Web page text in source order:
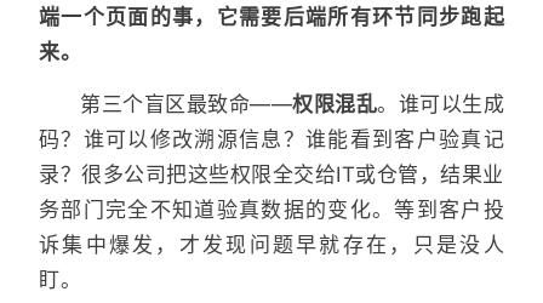
端一个页面的事，它需要后端所有环节同步跑起
来。
第三个盲区最致命——权限混乱。谁可以生成
码？谁可以修改溯源信息？谁能看到客户验真记
录？很多公司把这些权限全交给IT或仓管，结果业
务部门完全不知道验真数据的变化。等到客户投
诉集中爆发，才发现问题早就存在，只是没人
盯。